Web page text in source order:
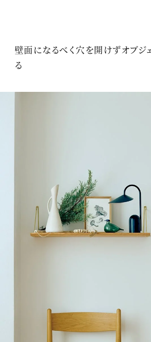
壁面になるべく穴を開けずオブジ
る